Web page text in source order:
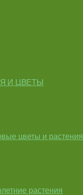
И ЦВЕТЫ
цветы и растения
растения